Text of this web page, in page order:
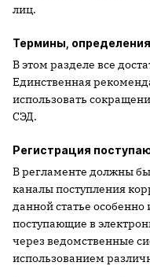
лиц.
Термины,
В этом разделе все
Единственная
использовать
СЭД.
Регистрация
В регламенте должны
каналы поступления
данной статье
поступающие в
через ведомственные
использованием